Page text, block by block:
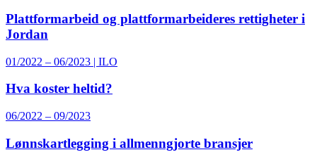
Plattformarbeid og plattformarbeideres rettigheter i
Jordan
01/2022 – 06/2023 | ILO
Hva koster heltid?
06/2022 – 09/2023
Lønnskartlegging i allmenngjorte bransjer